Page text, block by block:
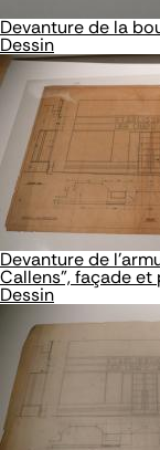
Devanture de la
Dessin
Devanture de
Callens", façade et
Dessin